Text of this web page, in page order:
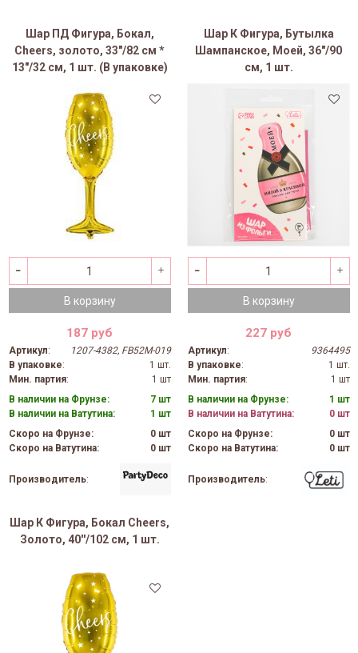
Шар ПД Фигура, Бокал,
Cheers, золото, 33"/82 см *
13"/32 см, 1 шт. (В упаковке)
В корзину
187 руб
Артикул:
1207-4382, FB52M-019
В упаковке:
1 шт.
Мин. партия:
1 шт
В наличии на Фрунзе:
7 шт
В наличии на Ватутина:
1 шт
Скоро на Фрунзе:
0 шт
Скоро на Ватутина:
0 шт
Производитель:
Шар К Фигура, Бутылка
Шампанское, Моей, 36"/90
см, 1 шт.
В корзину
227 руб
Артикул:
9364495
В упаковке:
1 шт.
Мин. партия:
1 шт
В наличии на Фрунзе:
1 шт
В наличии на Ватутина:
0 шт
Скоро на Фрунзе:
0 шт
Скоро на Ватутина:
0 шт
Производитель:
Шар К Фигура, Бокал Cheers,
Золото, 40''/102 см, 1 шт.